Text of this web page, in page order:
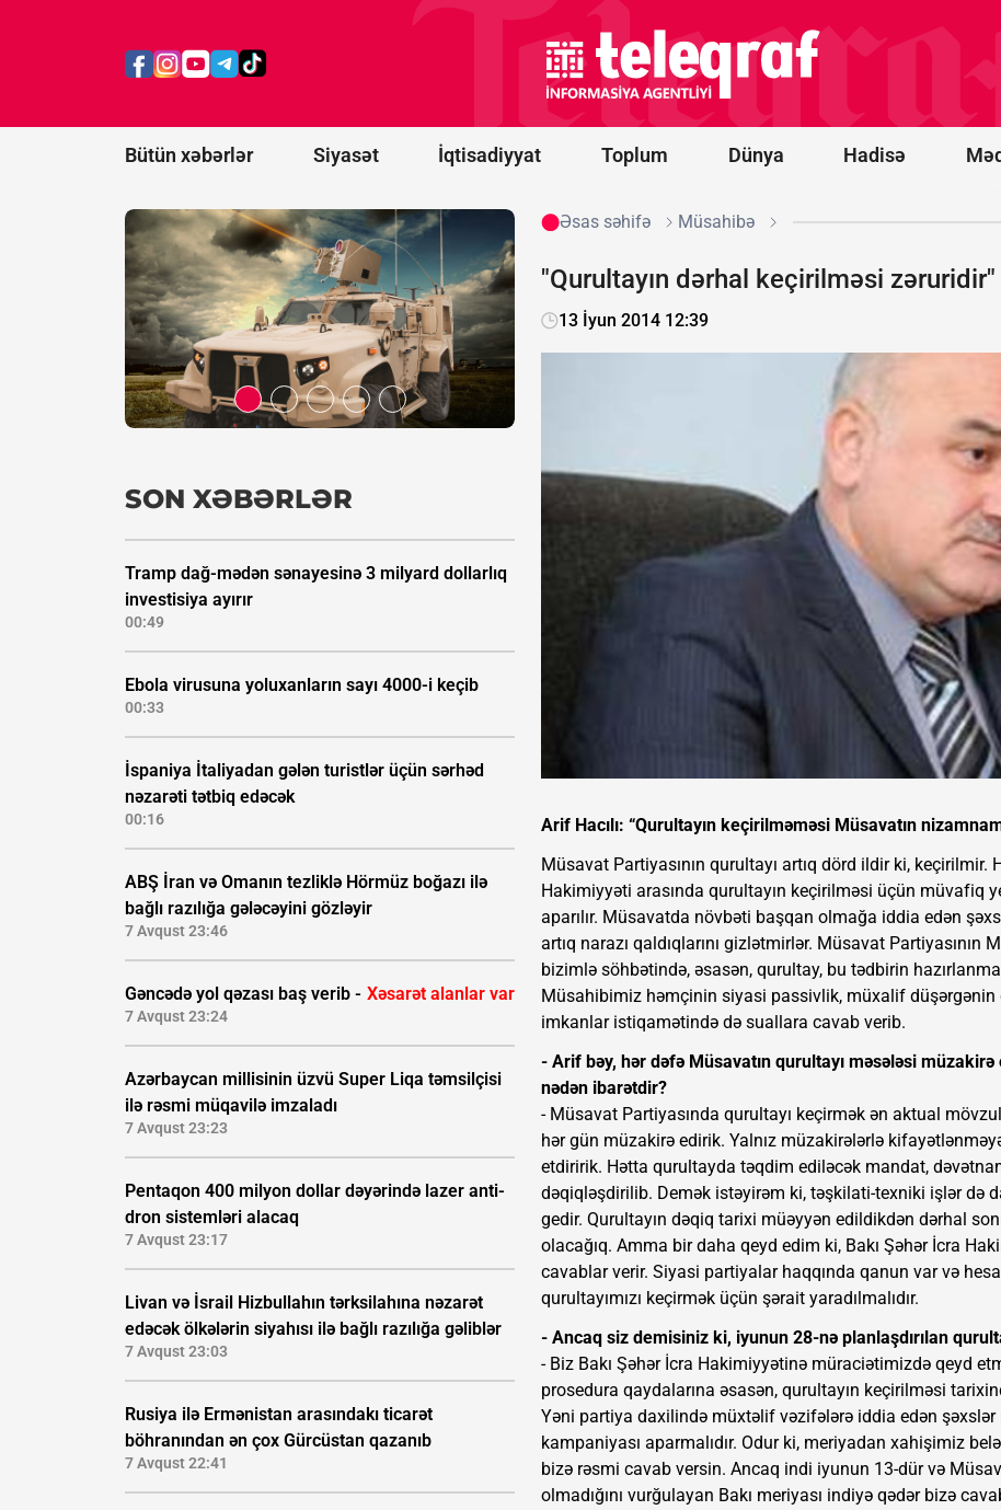
Bütün xəbərlər Siyasət İqtisadiyyat Toplum Dünya Hadisə
lazer
alacaq
Novorossiysk
yaxınlığında
türk yük
gəmisinə
PUA hücumu
FOTO
SON XƏBƏRLƏR
Tramp dağ-mədən sənayesinə 3 milyard dollarlıq
investisiya ayırır
00:49
Ebola virusuna yoluxanların sayı 4000-i keçib
00:33
İspaniya İtaliyadan gələn turistlər üçün sərhəd
nəzarəti tətbiq edəcək
00:16
ABŞ İran və Omanın tezliklə Hörmüz boğazı ilə
bağlı razılığa gələcəyini gözləyir
7 Avqust 23:46
Gəncədə yol qəzası baş verib - Xəsarət alanlar var
7 Avqust 23:24
Azərbaycan millisinin üzvü Super Liqa təmsilçisi
ilə rəsmi müqavilə imzaladı
7 Avqust 23:23
Pentaqon 400 milyon dollar dəyərində lazer anti-
dron sistemləri alacaq
7 Avqust 23:17
Livan və İsrail Hizbullahın tərksilahına nəzarət
edəcək ölkələrin siyahısı ilə bağlı razılığa gəliblər
7 Avqust 23:03
Rusiya ilə Ermənistan arasındakı ticarət
böhranından ən çox Gürcüstan qazanıb
7 Avqust 22:41
Əsas səhifə Müsahibə
"Qurultayın dərhal keçirilməsi
13 İyun 2014 12:39
Arif Hacılı: “Qurultayın keçirilməməsi Müsavatın
Müsavat Partiyasının qurultayı artıq dörd ildir ki, keçirilmir.
Hakimiyyəti arasında qurultayın keçirilməsi üçün müvafiq
aparılır. Müsavatda növbəti başqan olmağa iddia edən
artıq narazı qaldıqlarını gizlətmirlər. Müsavat Partiyasının
bizimlə söhbətində, əsasən, qurultay, bu tədbirin
Müsahibimiz həmçinin siyasi passivlik, müxalif
imkanlar istiqamətində də suallara cavab verib.
- Arif bəy, hər dəfə Müsavatın qurultayı məsələsi
nədən ibarətdir?
- Müsavat Partiyasında qurultayı keçirmək ən aktual
hər gün müzakirə edirik. Yalnız müzakirələrlə
etdiririk. Hətta qurultayda təqdim ediləcək mandat,
dəqiqləşdirilib. Demək istəyirəm ki, təşkilati-texniki işlər də
gedir. Qurultayın dəqiq tarixi müəyyən edildikdən dərhal
olacağıq. Amma bir daha qeyd edim ki, Bakı Şəhər İcra
cavablar verir. Siyasi partiyalar haqqında qanun var və
qurultayımızı keçirmək üçün şərait yaradılmalıdır.
- Ancaq siz demisiniz ki, iyunun 28-nə planlaşdırılan
- Biz Bakı Şəhər İcra Hakimiyyətinə müraciətimizdə qeyd
prosedura qaydalarına əsasən, qurultayın keçirilməsi
Yəni partiya daxilində müxtəlif vəzifələrə iddia edən
kampaniyası aparmalıdır. Odur ki, meriyadan xahişimiz
bizə rəsmi cavab versin. Ancaq indi iyunun 13-dür və
olmadığını vurğulayan Bakı meriyası indiyə qədər bizə